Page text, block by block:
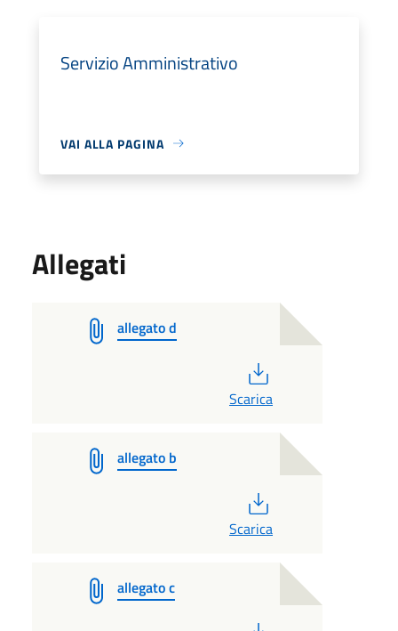
Servizio Amministrativo
VAI ALLA PAGINA
Allegati
allegato d
Scarica
allegato b
Scarica
allegato c